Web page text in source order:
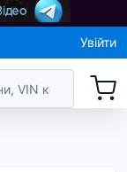
Увійти